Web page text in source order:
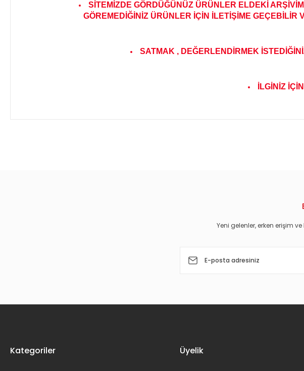
SİTEMİZDE GÖRDÜĞÜNÜZ ÜRÜNLER ELDEKİ
GÖREMEDİĞİNİZ ÜRÜNLER İÇİN İLETİŞİME
SATMAK , DEĞERLENDİRMEK
İLGİNİZ
Yeni gelenler, erken erişim
Kategoriler Üyelik